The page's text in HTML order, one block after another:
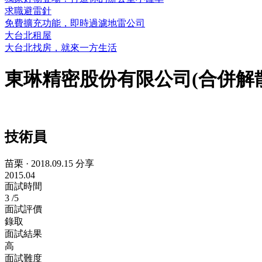
求職避雷針
免費擴充功能，即時過濾地雷公司
大台北租屋
大台北找房，就來一方生活
東琳精密股份有限公司(合併解
技術員
苗栗 · 2018.09.15 分享
2015.04
面試時間
3 /5
面試評價
錄取
面試結果
高
面試難度